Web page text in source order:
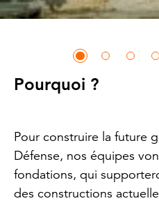
Pourquoi ?
Pour construire la future
Défense, nos équipes
fondations, qui
des constructions